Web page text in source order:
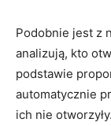
Podobnie jest z
analizują, kto
podstawie
automatycznie
ich nie